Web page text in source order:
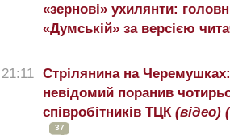
«зернові» ухилянти:
«Думській» за версією
21:11
Стрілянина на
невідомий поранив
співробітників ТЦК (відео)
37